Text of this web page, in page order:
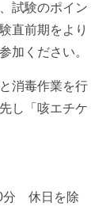
試験のポイン
直前期をより
加ください。
消毒作業を行
し「咳エチケ
分 休日を除